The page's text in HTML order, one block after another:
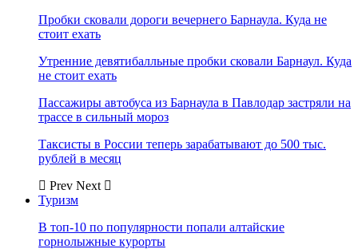
Пробки сковали дороги вечернего Барнаула. Куда не
стоит ехать
Утренние девятибалльные пробки сковали Барнаул. Куда
не стоит ехать
Пассажиры автобуса из Барнаула в Павлодар застряли на
трассе в сильный мороз
Таксисты в России теперь зарабатывают до 500 тыс.
рублей в месяц
Prev Next
Туризм
В топ-10 по популярности попали алтайские
горнолыжные курорты